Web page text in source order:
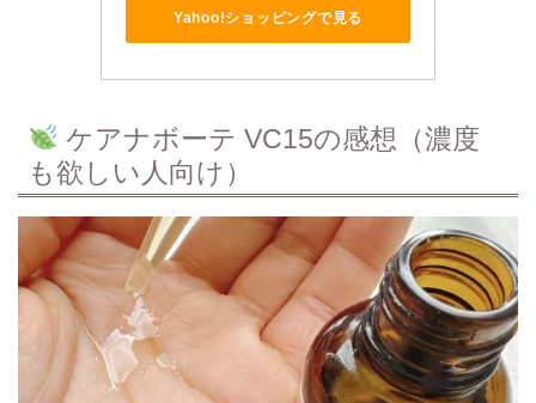
Yahoo!ショッピングで見る
ケアナボーテ VC15の感想（濃度
も欲しい人向け）